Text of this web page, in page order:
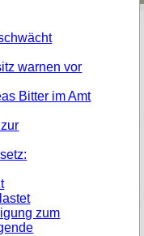
warnen vor
Bitter im Amt
zum